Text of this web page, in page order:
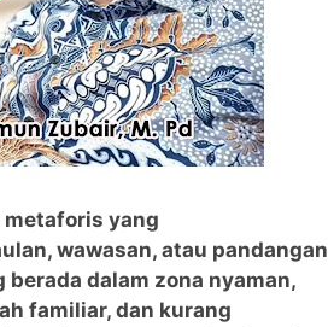
yang
wawasan, atau pandangan
dalam zona nyaman,
familiar, dan kurang